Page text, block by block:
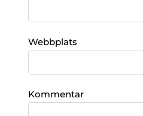
Webbplats
Kommentar